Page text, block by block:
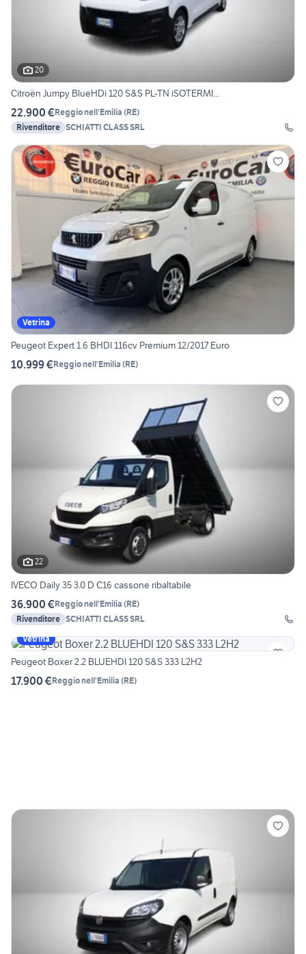
20
Citroën Jumpy BlueHDi 120 S&S PL-TN iSOTERMI...
22.900 €Reggio nell'Emilia (RE)
Rivenditore SCHIATTI CLASS SRL
Vetrina
Peugeot Expert 1.6 BHDI 116cv Premium 12/2017 Euro
10.999 €Reggio nell'Emilia (RE)
22
IVECO Daily 35 3.0 D C16 cassone ribaltabile
36.900 €Reggio nell'Emilia (RE)
Rivenditore SCHIATTI CLASS SRL
Vetrina
Peugeot Boxer 2.2 BLUEHDI 120 S&S 333 L2H2
17.900 €Reggio nell'Emilia (RE)